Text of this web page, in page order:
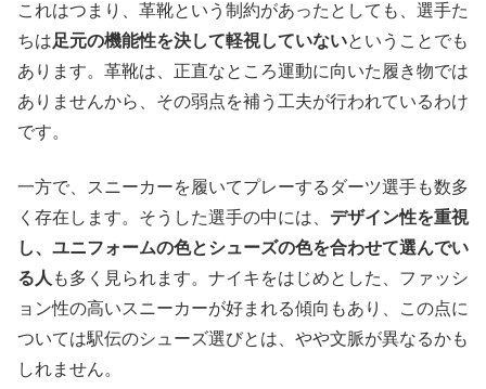
これはつまり、革靴という制約があったとしても、選手た
ちは足元の機能性を決して軽視していないということでも
あります。革靴は、正直なところ運動に向いた履き物では
ありませんから、その弱点を補う工夫が行われているわけ
です。
一方で、スニーカーを履いてプレーするダーツ選手も数多
く存在します。そうした選手の中には、 デザイン性を重視
し、ユニフォームの色とシューズの色を合わせて選んでい
る人 も多く見られます。ナイキをはじめとした、ファッシ
ョン性の高いスニーカーが好まれる傾向もあり、この点に
ついては駅伝のシューズ選びとは、やや文脈が異なるかも
しれません。